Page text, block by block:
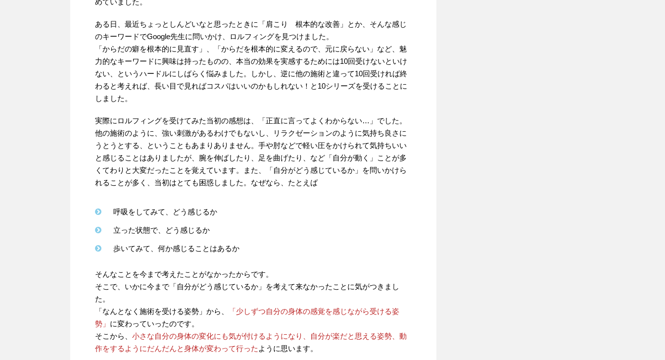
めていました。
ある日、最近ちょっとしんどいなと思ったときに「肩こり 根本的な改善」とか、そんな感じ
のキーワードでGoogle先生に問いかけ、ロルフィングを見つけました。
「からだの癖を根本的に見直す」、「からだを根本的に変えるので、元に戻らない」など、魅
力的なキーワードに興味は持ったものの、本当の効果を実感するためには10回受けないといけ
ない、というハードルにしばらく悩みました。しかし、逆に他の施術と違って10回受ければ終
わると考えれば、長い目で見ればコスパはいいのかもしれない！と10シリーズを受けることに
しました。
実際にロルフィングを受けてみた当初の感想は、「正直に言ってよくわからない…」でした。
他の施術のように、強い刺激があるわけでもないし、リラクゼーションのように気持ち良さに
うとうとする、ということもあまりありません。手や肘などで軽い圧をかけられて気持ちいい
と感じることはありましたが、腕を伸ばしたり、足を曲げたり、など「自分が動く」ことが多
くてわりと大変だったことを覚えています。また、「自分がどう感じているか」を問いかけら
れることが多く、当初はとても困惑しました。なぜなら、たとえば
呼吸をしてみて、どう感じるか
立った状態で、どう感じるか
歩いてみて、何か感じることはあるか
そんなことを今まで考えたことがなかったからです。
そこで、いかに今まで「自分がどう感じているか」を考えて来なかったことに気がつきまし
た。
「なんとなく施術を受ける姿勢」から、
「少しずつ自分の身体の感覚を感じながら受ける姿
勢」 に変わっていったのです。
そこから、 小さな自分の身体の変化にも気が付けるようになり、自分が楽だと思える姿勢、動
作をするようにだんだんと身体が変わって行った ように思います。